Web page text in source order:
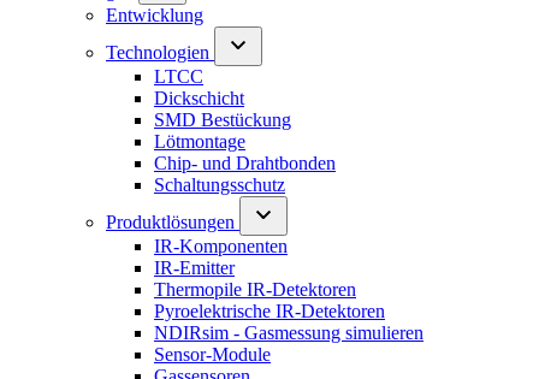
Entwicklung
Technologien
LTCC
Dickschicht
SMD Bestückung
Lötmontage
Chip- und Drahtbonden
Schaltungsschutz
Produktlösungen
IR-Komponenten
IR-Emitter
Thermopile IR-Detektoren
Pyroelektrische IR-Detektoren
NDIRsim - Gasmessung simulieren
Sensor-Module